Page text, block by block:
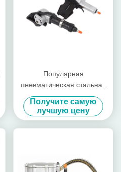
Популярная
пневматическая стальная
ремешка 19-32 мм
Получите самую
лучшую цену